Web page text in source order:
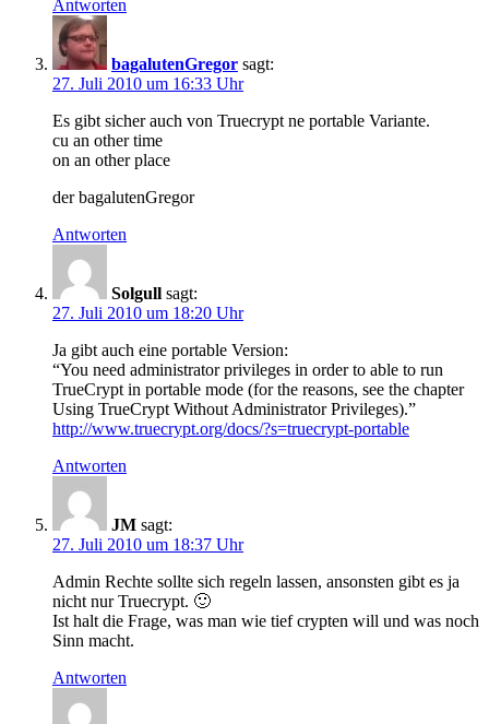
Antworten
bagalutenGregor sagt:
27. Juli 2010 um 16:33 Uhr
Es gibt sicher auch von Truecrypt ne portable Variante.
cu an other time
on an other place
der bagalutenGregor
Antworten
Solgull sagt:
27. Juli 2010 um 18:20 Uhr
Ja gibt auch eine portable Version:
“You need administrator privileges in order to able to run
TrueCrypt in portable mode (for the reasons, see the chapter
Using TrueCrypt Without Administrator Privileges).”
http://www.truecrypt.org/docs/?s=truecrypt-portable
Antworten
JM sagt:
27. Juli 2010 um 18:37 Uhr
Admin Rechte sollte sich regeln lassen, ansonsten gibt es ja
nicht nur Truecrypt. 🙂
Ist halt die Frage, was man wie tief crypten will und was noch
Sinn macht.
Antworten